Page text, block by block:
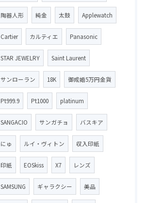
陶器人形 純金 太鼓 Applewatch
Cartier カルティエ Panasonic
STAR JEWELRY Saint Laurent
サンローラン 18K 御成婚5万円金貨
Pt999.9 Pt1000 platinum
SANGACIO サンガチョ バスキア
にゅ ルイ・ヴィトン 収入印紙
印紙 EOSkiss X7 レンズ
SAMSUNG ギャラクシー 美品